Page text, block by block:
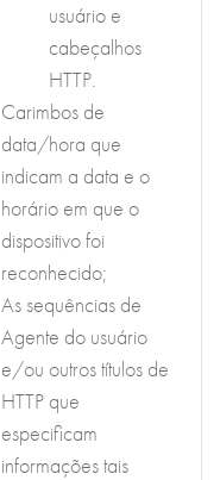
usuário e
cabeçalhos
HTTP.
Carimbos de
data/hora que
indicam a data e o
horário em que o
dispositivo foi
reconhecido;
As sequências de
Agente do usuário
e/ou outros títulos de
HTTP que
especificam
informações tais